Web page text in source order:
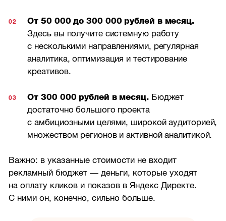
От 50 000 до 300 000 рублей в месяц.
Здесь вы получите системную работу
с несколькими направлениями, регулярная
аналитика, оптимизация и тестирование
креативов.
От 300 000 рублей в месяц.Бюджет
достаточно большого проекта
с амбициозными целями, широкой аудиторией,
множеством регионов и активной аналитикой.
Важно: в указанные стоимости не входит
рекламный бюджет — деньги, которые уходят
на оплату кликов и показов в Яндекс Директе.
С ними он, конечно, сильно больше.